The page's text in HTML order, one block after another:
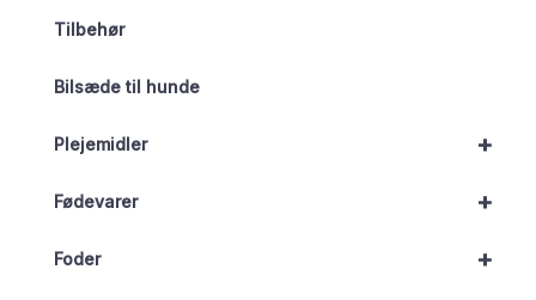
Tilbehør
Bilsæde til hunde
+
Plejemidler
+
Fødevarer
+
Foder